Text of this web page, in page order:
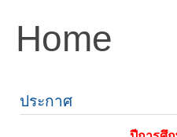
Home
ประกาศ